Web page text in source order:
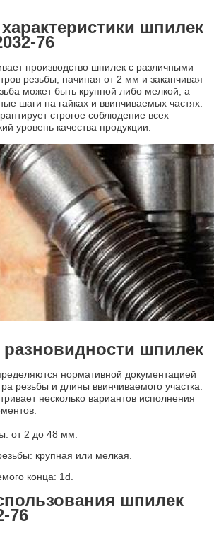
шпилек
76
производство шпилек с различными
резьбы, начиная от 2 мм и заканчивая
может быть крупной либо мелкой, а
шаги на гайках и ввинчиваемых частях.
строгое соблюдение всех
уровень качества продукции.
шпилек
нормативной документацией
резьбы и длины ввинчиваемого участка.
несколько вариантов исполнения
от 2 до 48 мм.
крупная или мелкая.
конца: 1d.
шпилек
76